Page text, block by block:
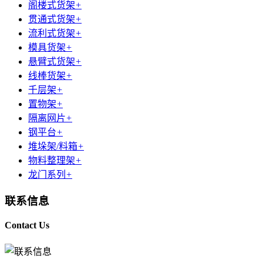
阁楼式货架+
贯通式货架+
流利式货架+
模具货架+
悬臂式货架+
线棒货架+
千层架+
置物架+
隔离网片+
钢平台+
堆垛架/料箱+
物料整理架+
龙门系列 +
联系信息
Contact Us